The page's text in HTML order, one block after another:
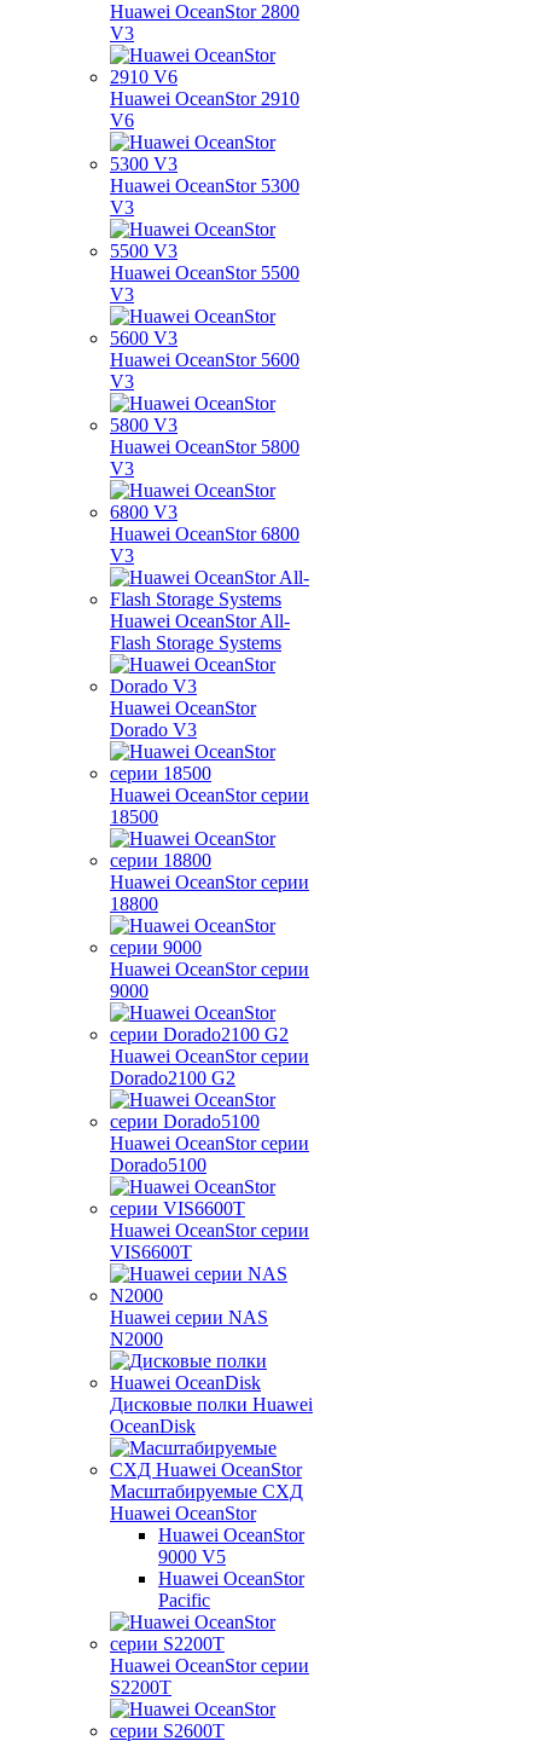
Huawei OceanStor 2800
V3
Huawei OceanStor 2910
V6
Huawei OceanStor 5300
V3
Huawei OceanStor 5500
V3
Huawei OceanStor 5600
V3
Huawei OceanStor 5800
V3
Huawei OceanStor 6800
V3
Huawei OceanStor All-
Flash Storage Systems
Huawei OceanStor
Dorado V3
Huawei OceanStor серии
18500
Huawei OceanStor серии
18800
Huawei OceanStor серии
9000
Huawei OceanStor серии
Dorado2100 G2
Huawei OceanStor серии
Dorado5100
Huawei OceanStor серии
VIS6600T
Huawei серии NAS
N2000
Дисковые полки Huawei
OceanDisk
Масштабируемые СХД
Huawei OceanStor
Huawei OceanStor
9000 V5
Huawei OceanStor
Pacific
Huawei OceanStor серии
S2200T